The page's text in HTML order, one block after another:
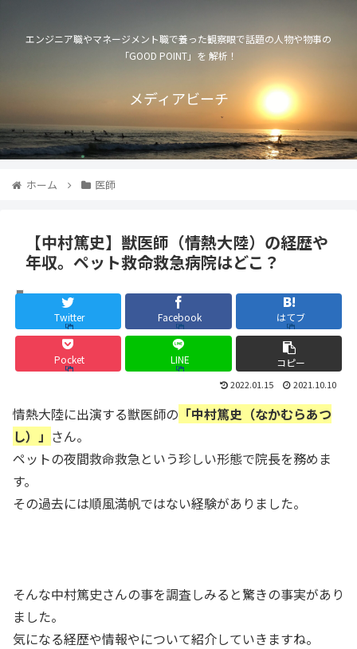
エンジニア職やマネージメント職で養った観察眼で話題の人物や物事の
「GOOD POINT」を 解析！
メディアビーチ
ホーム 医師
【中村篤史】獣医師（情熱大陸）の経歴や
年収。ペット救命救急病院はどこ？
Twitter Facebook はてブ
Pocket LINE コピー
2022.01.15 2021.10.10
情熱大陸に出演する獣医師の 「中村篤史（なかむらあつ
し）」 さん。
ペットの夜間救命救急という珍しい形態で院長を務めま
す。
その過去には順風満帆ではない経験がありました。
そんな中村篤史さんの事を調査しみると驚きの事実があり
ました。
気になる経歴や情報やについて紹介していきますね。